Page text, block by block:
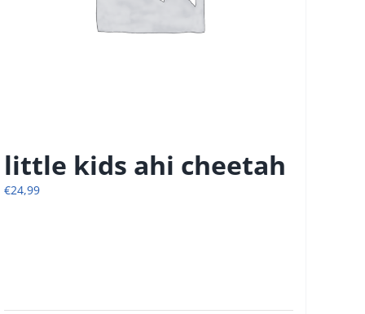
little kids ahi cheetah
€24,99